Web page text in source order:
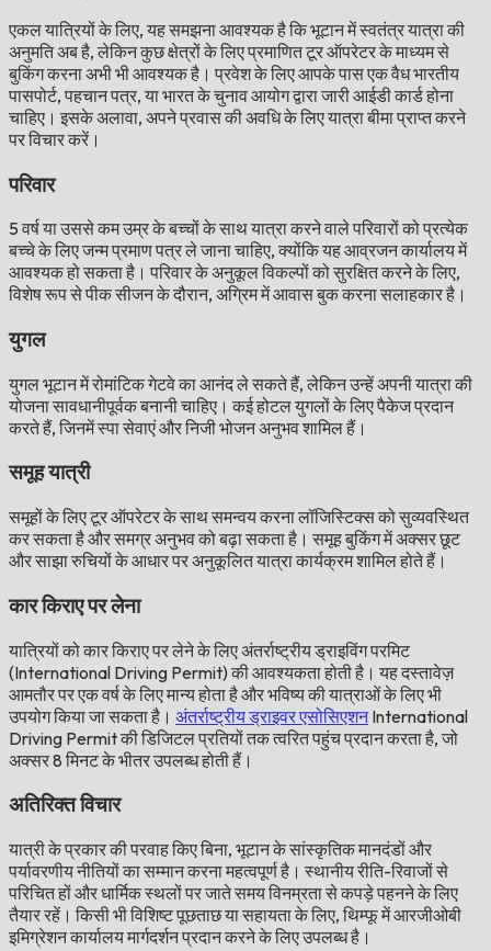
एकल यात्रियों के लिए, यह समझना आवश्यक है कि भूटान में स्वतंत्र यात्रा की
अनुमति अब है, लेकिन कुछ क्षेत्रों के लिए प्रमाणित टूर ऑपरेटर के माध्यम से
बुकिंग करना अभी भी आवश्यक है। प्रवेश के लिए आपके पास एक वैध भारतीय
पासपोर्ट, पहचान पत्र, या भारत के चुनाव आयोग द्वारा जारी आईडी कार्ड होना
चाहिए। इसके अलावा, अपने प्रवास की अवधि के लिए यात्रा बीमा प्राप्त करने
पर विचार करें।
परिवार
5 वर्ष या उससे कम उम्र के बच्चों के साथ यात्रा करने वाले परिवारों को प्रत्येक
बच्चे के लिए जन्म प्रमाण पत्र ले जाना चाहिए, क्योंकि यह आव्रजन कार्यालय में
आवश्यक हो सकता है। परिवार के अनुकूल विकल्पों को सुरक्षित करने के लिए,
विशेष रूप से पीक सीजन के दौरान, अग्रिम में आवास बुक करना सलाहकार है।
युगल
युगल भूटान में रोमांटिक गेटवे का आनंद ले सकते हैं, लेकिन उन्हें अपनी यात्रा की
योजना सावधानीपूर्वक बनानी चाहिए। कई होटल युगलों के लिए पैकेज प्रदान
करते हैं, जिनमें स्पा सेवाएं और निजी भोजन अनुभव शामिल हैं।
समूह यात्री
समूहों के लिए टूर ऑपरेटर के साथ समन्वय करना लॉजिस्टिक्स को सुव्यवस्थित
कर सकता है और समग्र अनुभव को बढ़ा सकता है। समूह बुकिंग में अक्सर छूट
और साझा रुचियों के आधार पर अनुकूलित यात्रा कार्यक्रम शामिल होते हैं।
कार किराए पर लेना
यात्रियों को कार किराए पर लेने के लिए अंतर्राष्ट्रीय ड्राइविंग परमिट
(International Driving Permit) की आवश्यकता होती है। यह दस्तावेज़
आमतौर पर एक वर्ष के लिए मान्य होता है और भविष्य की यात्राओं के लिए भी
उपयोग किया जा सकता है। अंतर्राष्ट्रीय ड्राइवर एसोसिएशनInternational
Driving Permit की डिजिटल प्रतियों तक त्वरित पहुंच प्रदान करता है, जो
अक्सर 8 मिनट के भीतर उपलब्ध होती हैं।
अतिरिक्त विचार
यात्री के प्रकार की परवाह किए बिना, भूटान के सांस्कृतिक मानदंडों और
पर्यावरणीय नीतियों का सम्मान करना महत्वपूर्ण है। स्थानीय रीति-रिवाजों से
परिचित हों और धार्मिक स्थलों पर जाते समय विनम्रता से कपड़े पहनने के लिए
तैयार रहें। किसी भी विशिष्ट पूछताछ या सहायता के लिए, थिम्फू में आरजीओबी
इमिग्रेशन कार्यालय मार्गदर्शन प्रदान करने के लिए उपलब्ध है।